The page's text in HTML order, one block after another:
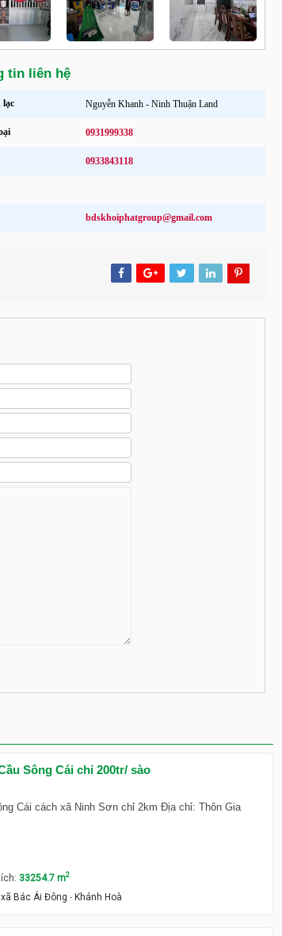
tin liên hệ
lạc Nguyễn Khanh - Ninh Thuận Land
0931999338
0933843118
bdskhoiphatgroup@gmail.com
Sông Cái chỉ 200tr/ sào
Cái cách xã Ninh Sơn chỉ 2km Địa chỉ: Thôn Gia
: 33254.7 m2
xã Bác Ái Đông - Khánh Hoà